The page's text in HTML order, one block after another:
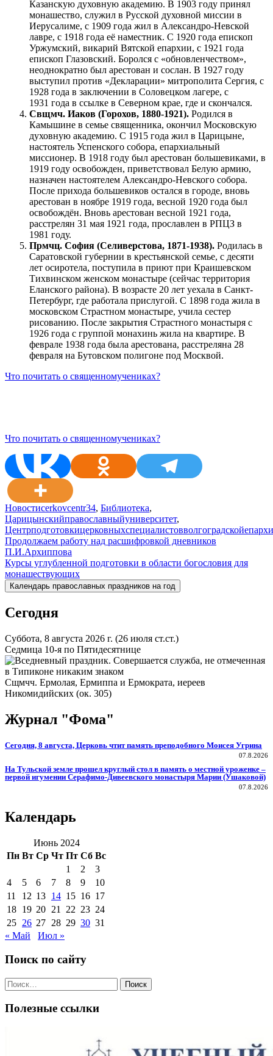
Казанскую духовную академию. В 1903 году принял
монашество, служил в Русской духовной миссии в
Иерусалиме, с 1909 года жил в Александро-Невской
лавре, с 1918 года её наместник. С 1920 года епископ
Уржумский, викарий Вятской епархии, с 1921 года
епископ Глазовский. Боролся с «обновленчеством»,
неоднократно был арестован и сослан. В 1927 году
выступил против «Декларации» митрополита Сергия, с
1928 года в заключении в Соловецком лагере, с
1931 года в ссылке в Северном крае, где и скончался.
Свщмч. Иаков (Горохов, 1880-1921). Родился в
Камышине в семье священника, окончил Московскую
духовную академию. С 1915 года жил в Царицыне,
настоятель Успенского собора, епархиальный
миссионер. В 1918 году был арестован большевиками, в
1919 году освобожден, приветствовал Белую армию,
назначен настоятелем Александро-Невского собора.
После прихода большевиков остался в городе, вновь
арестован в ноябре 1919 года, весной 1920 года был
освобождён. Вновь арестован весной 1921 года,
расстрелян 31 мая 1921 года, прославлен в РПЦЗ в
1981 году.
Прмчц. София (Селиверстова, 1871-1938). Родилась в
Саратовской губернии в крестьянской семье, с десяти
лет осиротела, поступила в приют при Краишевском
Тихвинском женском монастыре (сейчас территория
Еланского района). В возрасте 20 лет уехала в Санкт-
Петербург, где работала прислугой. С 1898 года жила в
московском Страстном монастыре, учила сестер
рисованию. После закрытия Страстного монастыря с
1926 года с группой монахинь жила на квартире. В
феврале 1938 года была арестована, расстреляна 28
февраля на Бутовском полигоне под Москвой.
Что почитать о священномучениках?
Что почитать о священномучениках?
Новостиcerkovcentr34, Библиотека,
Царицынскийправославныйуниверситет,
Навигация
по
записям
Продолжаем работу над расшифровкой дневников
П.И.Архиппова
Курсы углубленной подготовки в области богословия для
монашествующих
Календарь православных праздников на год
Сегодня
Суббота, 8 августа 2026 г. (26 июля ст.ст.)
Седмица 10-я по Пятидесятнице
Сщмчч. Ермолая, Ермиппа и Ермократа, иереев
Никомидийских (ок. 305)
Журнал "Фома"
Сегодня, 8 августа, Церковь чтит память преподобного Моисея Угрина
07.8.2026
На Тульской земле прошел круглый стол в память о местной уроженке –
первой игумении Серафимо-Дивеевского монастыря Марии (Ушаковой)
07.8.2026
Календарь
Июнь 2024
Пн Вт Ср Чт Пт Сб Вс
1
2
3
4
5 6 7 8 9
10
11
12 13 14 15 16 17
18 19 20 21 22 23 24
25 26 27 28 29 30 31
« Май
Июл »
Поиск по сайту
Поиск
по:
Полезные ссылки